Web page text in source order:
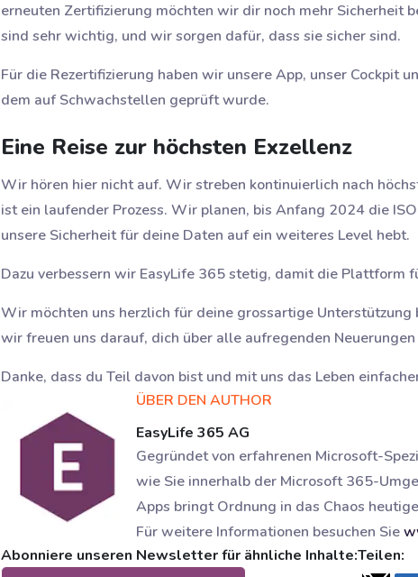
erneuten Zertifizierung möchten wir dir noch mehr Sicherheit
sind sehr wichtig, und wir sorgen dafür, dass sie sicher sind.
Für die Rezertifizierung haben wir unsere App, unser Cockpit
dem auf Schwachstellen geprüft wurde.
Eine Reise zur höchsten Exzellenz
Wir hören hier nicht auf. Wir streben kontinuierlich nach
ist ein laufender Prozess. Wir planen, bis Anfang 2024 die
unsere Sicherheit für deine Daten auf ein weiteres Level hebt.
Dazu verbessern wir EasyLife 365 stetig, damit die Plattform
Wir möchten uns herzlich für deine grossartige
wir freuen uns darauf, dich über alle aufregenden
Danke, dass du Teil davon bist und mit uns das Leben
ÜBER DEN AUTHOR
EasyLife 365 AG
Gegründet von erfahrenen Microsoft-
wie Sie innerhalb der Microsoft 365-
Apps bringt Ordnung in das Chaos
Für weitere Informationen besuchen Sie
Abonniere unseren Newsletter für ähnliche Inhalte:Teilen: